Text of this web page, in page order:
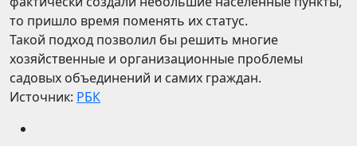
то пришло время поменять их статус.
Такой подход позволил бы решить многие
хозяйственные и организационные проблемы
садовых объединений и самих граждан.
Источник: РБК